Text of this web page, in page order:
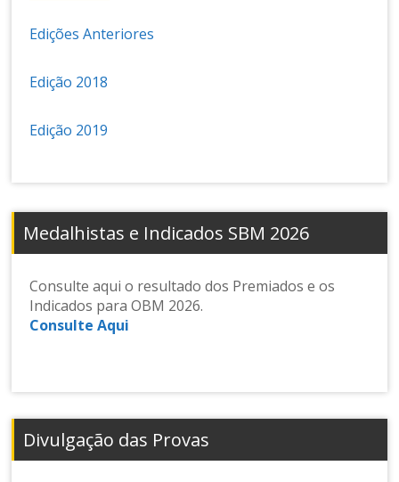
s
e
e
at
át
ic
a
Edições Anteriores
Edição 2018
Edição 2019
Medalhistas e Indicados SBM 2026
Consulte aqui o resultado dos Premiados e os
Indicados para OBM 2026.
Consulte Aqui
Divulgação das Provas